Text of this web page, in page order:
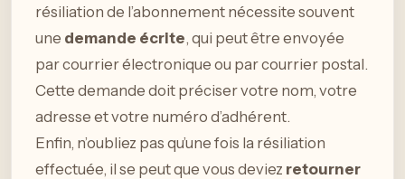
résiliation de l’abonnement nécessite souvent
une demande écrite, qui peut être envoyée
par courrier électronique ou par courrier postal.
Cette demande doit préciser votre nom, votre
adresse et votre numéro d’adhérent.
Enfin, n’oubliez pas qu’une fois la résiliation
effectuée, il se peut que vous deviez retourner